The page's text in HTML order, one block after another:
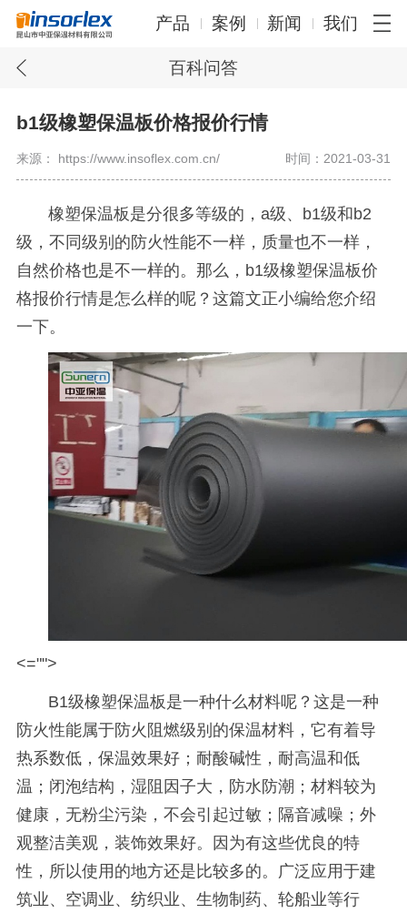
产品 案例 新闻 我们
百科问答
b1级橡塑保温板价格报价行情
来源： https://www.insoflex.com.cn/ 时间：2021-03-31
橡塑保温板是分很多等级的，a级、 b1级和 b2
级，不同级别的防火性能不一样，质量也不一样，
自然价格也是不一样的。那么， b1级橡塑保温板价
格报价行情是怎么样的呢？这篇文正小编给您介绍
一下。
<="">
B1级橡塑保温板是一种什么材料呢？这是一种
防火性能属于防火阻燃级别的保温材料，它有着导
热系数低，保温效果好；耐酸碱性，耐高温和低
温；闭泡结构，湿阻因子大，防水防潮；材料较为
健康，无粉尘污染，不会引起过敏；隔音减噪；外
观整洁美观，装饰效果好。因为有这些优良的特
性，所以使用的地方还是比较多的。广泛应用于建
筑业、空调业、纺织业、生物制药、轮船业等行